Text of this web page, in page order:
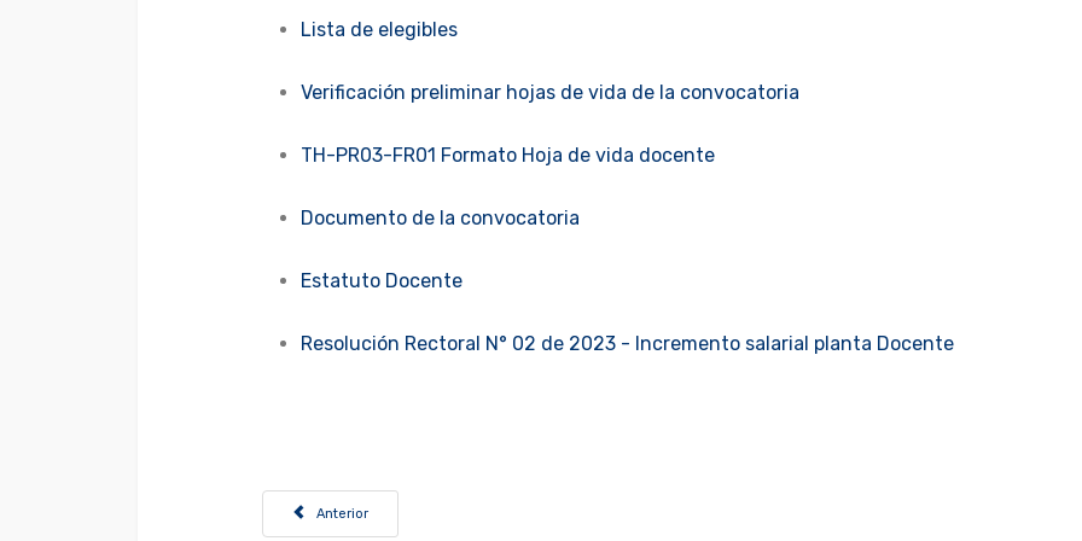
Lista de elegibles
Verificación preliminar hojas de vida de la convocatoria
TH-PR03-FR01 Formato Hoja de vida docente
Documento de la convocatoria
Estatuto Docente
Resolución Rectoral N° 02 de 2023 - Incremento salarial planta Docente
Artículo anterior: Convocatoria Auxiliar Administrativo Bogotá - Junio 2024
Anterior